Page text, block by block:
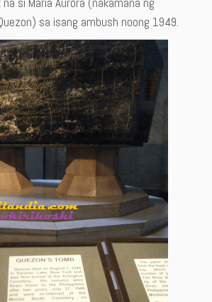
sa isang ambush noong 1949.